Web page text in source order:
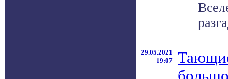
29.05.2021
19:07